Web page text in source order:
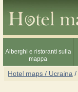
Alberghi e ristoranti sulla
mappa
Hotel maps / Ucraina /